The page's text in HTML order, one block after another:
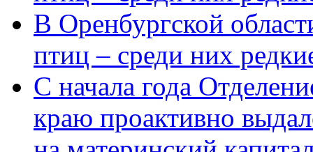
В Оренбургской
птиц – среди них
С начала года
краю проактивно